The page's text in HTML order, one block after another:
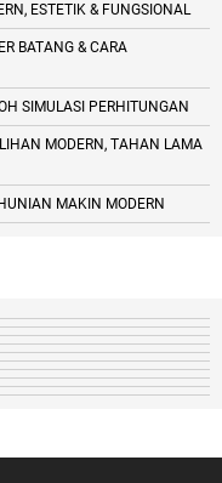
ESTETIK & FUNGSIONAL
BATANG & CARA
SIMULASI PERHITUNGAN
MODERN, TAHAN LAMA
MAKIN MODERN